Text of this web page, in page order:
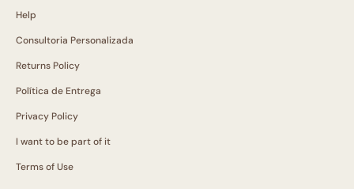
Help
Consultoria Personalizada
Returns Policy
Política de Entrega
Privacy Policy
I want to be part of it
Terms of Use